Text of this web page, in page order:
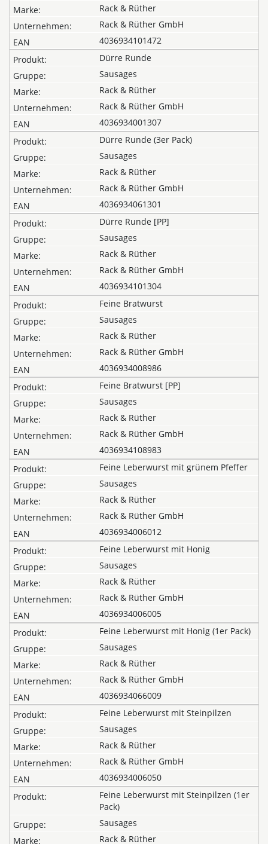
Rack & Rüther
Rack & Rüther GmbH
4036934101472
Dürre Runde
Sausages
Rack & Rüther
Rack & Rüther GmbH
4036934001307
Dürre Runde (3er Pack)
Sausages
Rack & Rüther
Rack & Rüther GmbH
4036934061301
Dürre Runde [PP]
Sausages
Rack & Rüther
Rack & Rüther GmbH
4036934101304
Feine Bratwurst
Sausages
Rack & Rüther
Rack & Rüther GmbH
4036934008986
Feine Bratwurst [PP]
Sausages
Rack & Rüther
Rack & Rüther GmbH
4036934108983
Feine Leberwurst mit grünem Pfeffer
Sausages
Rack & Rüther
Rack & Rüther GmbH
4036934006012
Feine Leberwurst mit Honig
Sausages
Rack & Rüther
Rack & Rüther GmbH
4036934006005
Feine Leberwurst mit Honig (1er Pack)
Sausages
Rack & Rüther
Rack & Rüther GmbH
4036934066009
Feine Leberwurst mit Steinpilzen
Sausages
Rack & Rüther
Rack & Rüther GmbH
4036934006050
Feine Leberwurst mit Steinpilzen (1er
Pack)
Sausages
Rack & Rüther